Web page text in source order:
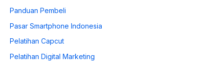
Panduan Pembeli
Pasar Smartphone Indonesia
Pelatihan Capcut
Pelatihan Digital Marketing